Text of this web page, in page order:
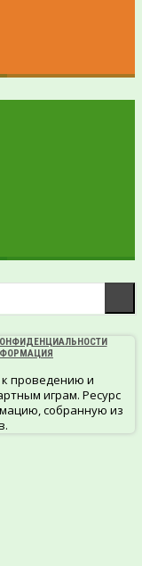
проведению и
играм. Ресурс
собранную из